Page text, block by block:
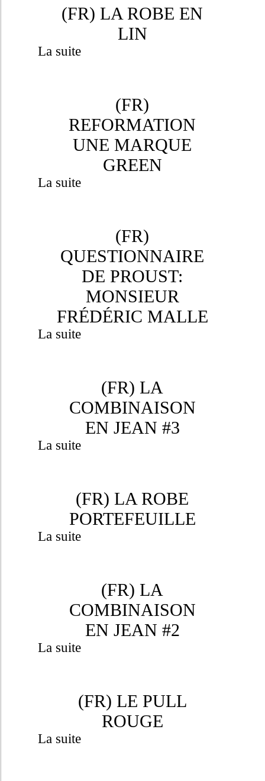
(FR) LA ROBE EN
LIN
La suite
(FR)
REFORMATION
UNE MARQUE
GREEN
La suite
(FR)
QUESTIONNAIRE
DE PROUST:
MONSIEUR
FRÉDÉRIC MALLE
La suite
(FR) LA
COMBINAISON
EN JEAN #3
La suite
(FR) LA ROBE
PORTEFEUILLE
La suite
(FR) LA
COMBINAISON
EN JEAN #2
La suite
(FR) LE PULL
ROUGE
La suite